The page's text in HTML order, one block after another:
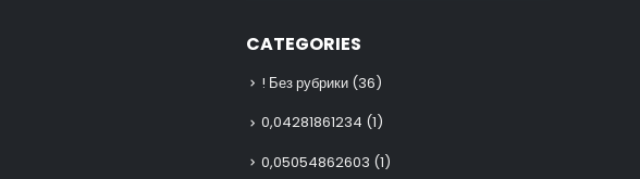
CATEGORIES
! Без рубрики (36)
0,04281861234 (1)
0,05054862603 (1)